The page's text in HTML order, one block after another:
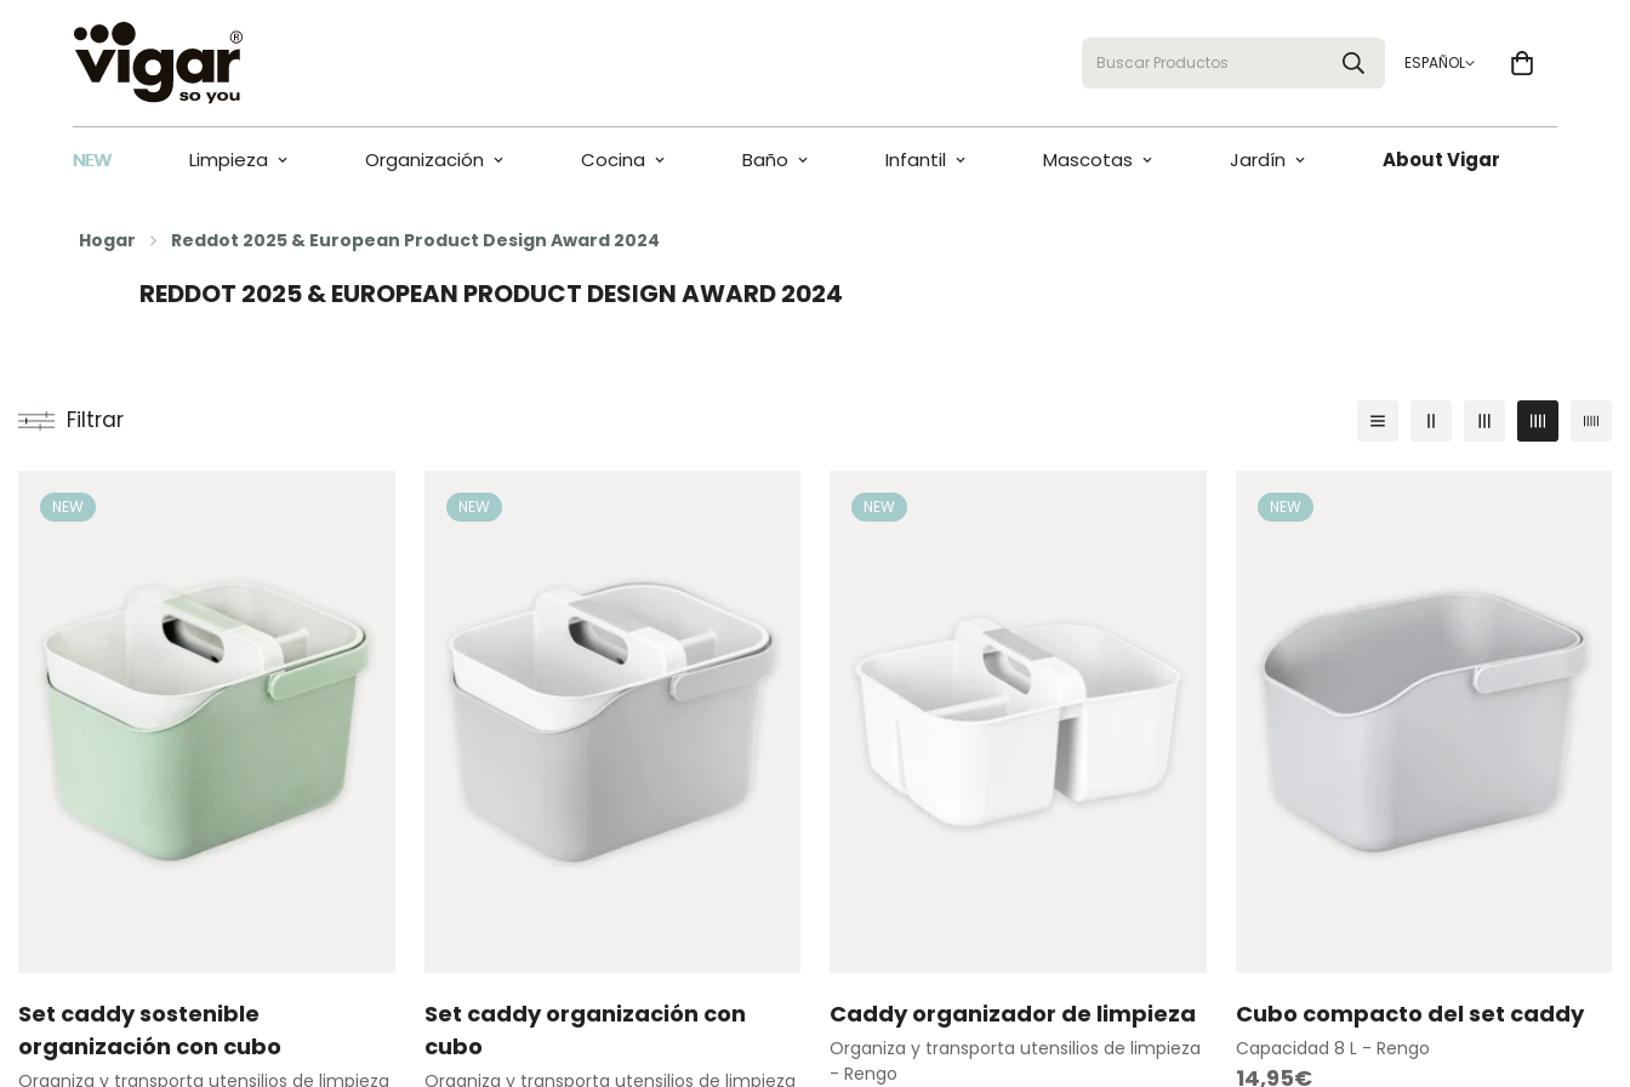
Buscar Productos ESPAÑOL
NEW Limpieza Organización Cocina Baño Infantil Mascotas Jardín About Vigar
Hogar Reddot 2025 & European Product Design Award 2024
REDDOT 2025 & EUROPEAN PRODUCT DESIGN AWARD 2024
Filtrar
NEW
Agregar rápido
Set caddy sostenible
organización con cubo
Organiza y transporta utensilios de limpieza
NEW
Agregar rápido
Set caddy organización con
cubo
Organiza y transporta utensilios de limpieza
NEW
Agregar rápido
Caddy organizador de limpieza
Organiza y transporta utensilios de limpieza
- Rengo
NEW
Agregar rápido
Cubo compacto del set caddy
Capacidad 8 L - Rengo
Precio
14,95€